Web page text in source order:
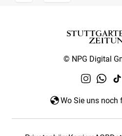
© NPG Digital
Wo Sie uns noch